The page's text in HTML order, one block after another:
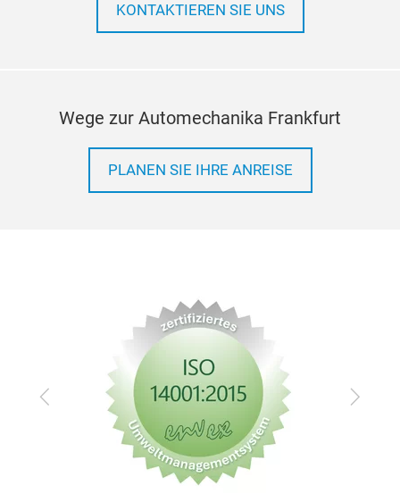
KONTAKTIEREN SIE UNS
Wege zur Automechanika Frankfurt
PLANEN SIE IHRE ANREISE
Zurück Vor